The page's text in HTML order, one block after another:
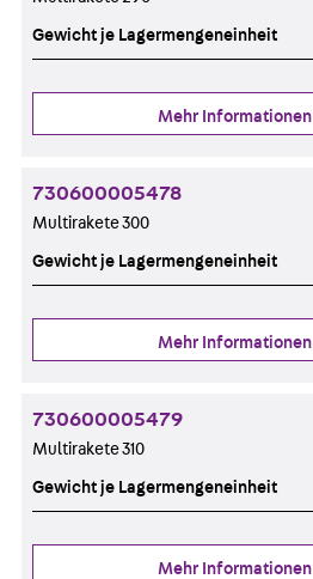
Gewicht je Lagermengeneinheit
Mehr Informationen
730600005478
Multirakete 300
Gewicht je Lagermengeneinheit
Mehr Informationen
730600005479
Multirakete 310
Gewicht je Lagermengeneinheit
Mehr Informationen